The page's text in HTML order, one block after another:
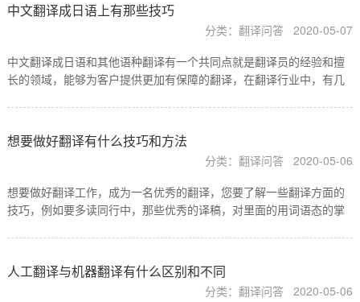
中文翻译成日语上有那些技巧
分类：翻译问答
2020-05-07
中文翻译成日语和其他语种翻译有一个共同点就是翻译员的经验和擅
长的领域，能够为客户提供更加有保障的翻译，在翻译行业中，有几
想要做好翻译有什么技巧和方法
分类：翻译问答
2020-05-06
想要做好翻译工作，成为一名优秀的翻译，您要了解一些翻译方面的
技巧，例如要多读同行中，那些优秀的译稿，对里面的用词语态的掌
人工翻译与机器翻译有什么区别和不同
分类：翻译问答
2020-05-06